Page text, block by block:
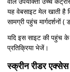
यह वेबसाइट मेल खाती है
सामग्री पहुंच मार्गदर्शनों
यदि इस साइट की पहुंच
प्रतिक्रिया भेजें।
स्क्रीन रीडर एक्सेस